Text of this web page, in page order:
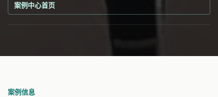
案例中心首页
案例信息